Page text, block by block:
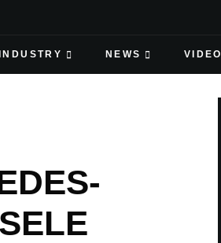
INDUSTRY NEWS VIDEO